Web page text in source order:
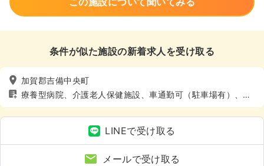
条件が似た施設の新着求人を受け取る
加賀郡吉備中央町
療養型病院、介護老人保健施設、車通勤可（駐車場有）、寮
あり、託児所あり
LINEで受け取る
メールで受け取る